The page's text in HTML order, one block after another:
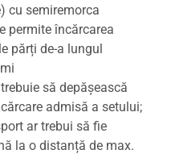
cu semiremorca
permite încărcarea
părți de-a lungul
să depășească
admisă a setului;
ar trebui să fie
la o distanță de max.